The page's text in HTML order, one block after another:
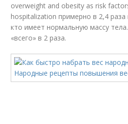
overweight and obesity as risk
hospitalization примерно в 2,4
кто имеет нормальную массу
«всего» в 2 раза.